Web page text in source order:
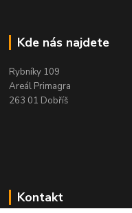
Kde nás najdete
Rybníky 109
Areál Primagra
263 01 Dobříš
Kontakt